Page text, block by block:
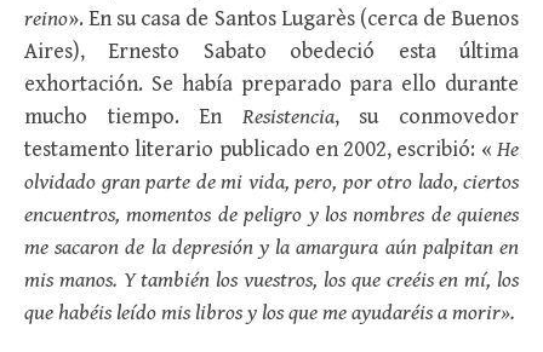
reino». En su casa de Santos Lugarès (cerca de Buenos
Aires), Ernesto Sabato obedeció esta última
exhortación. Se había preparado para ello durante
mucho tiempo. En Resistencia, su conmovedor
testamento literario publicado en 2002, escribió: « He
olvidado gran parte de mi vida, pero, por otro lado, ciertos
encuentros, momentos de peligro y los nombres de quienes
me sacaron de la depresión y la amargura aún palpitan en
mis manos. Y también los vuestros, los que creéis en mí, los
que habéis leído mis libros y los que me ayudaréis a morir».